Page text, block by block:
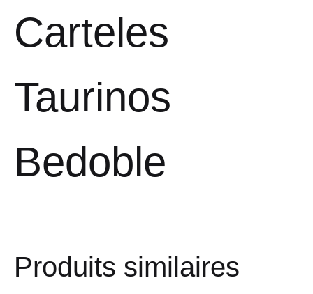
Carteles
Taurinos
Bedoble
Produits similaires